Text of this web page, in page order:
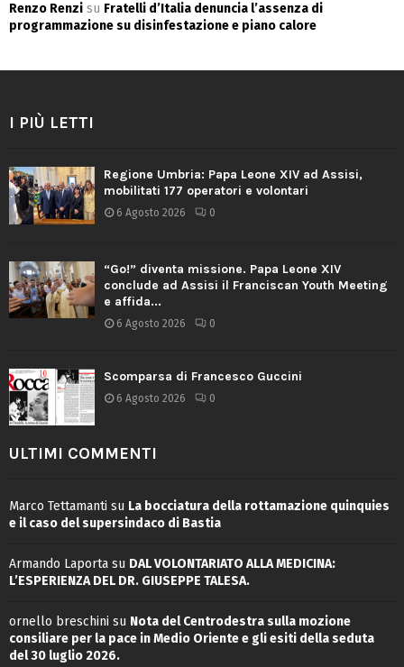
Renzo Renzi su Fratelli d’Italia denuncia l’assenza di
programmazione su disinfestazione e piano calore
I PIÙ LETTI
Regione Umbria: Papa Leone XIV ad Assisi,
mobilitati 177 operatori e volontari
6 Agosto 2026 0
“Go!” diventa missione. Papa Leone XIV
conclude ad Assisi il Franciscan Youth Meeting
e affida...
6 Agosto 2026 0
Scomparsa di Francesco Guccini
6 Agosto 2026 0
ULTIMI COMMENTI
Marco Tettamanti su La bocciatura della rottamazione quinquies
e il caso del supersindaco di Bastia
Armando Laporta su DAL VOLONTARIATO ALLA MEDICINA:
L’ESPERIENZA DEL DR. GIUSEPPE TALESA.
ornello breschini su Nota del Centrodestra sulla mozione
consiliare per la pace in Medio Oriente e gli esiti della seduta
del 30 luglio 2026.